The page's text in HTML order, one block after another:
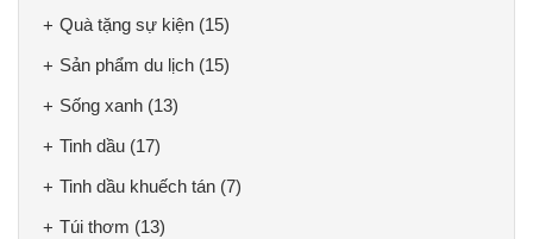
Quà tặng sự kiện (15)
Sản phẩm du lịch (15)
Sống xanh (13)
Tinh dầu (17)
Tinh dầu khuếch tán (7)
Túi thơm (13)